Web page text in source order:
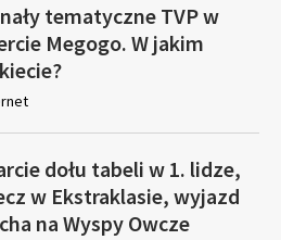
tematyczne TVP w
Megogo. W jakim
dołu tabeli w 1. lidze,
w Ekstraklasie, wyjazd
na Wyspy Owcze